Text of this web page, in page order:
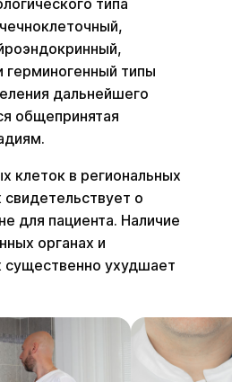
типа
герминогенный типы
дальнейшего
общепринятая
клеток в региональных
о
для пациента. Наличие
органах и
существенно ухудшает